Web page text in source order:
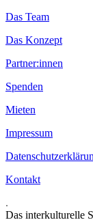
Das Team
Das Konzept
Partner:innen
Spenden
Mieten
Impressum
Kontakt
.
Das interkulturelle